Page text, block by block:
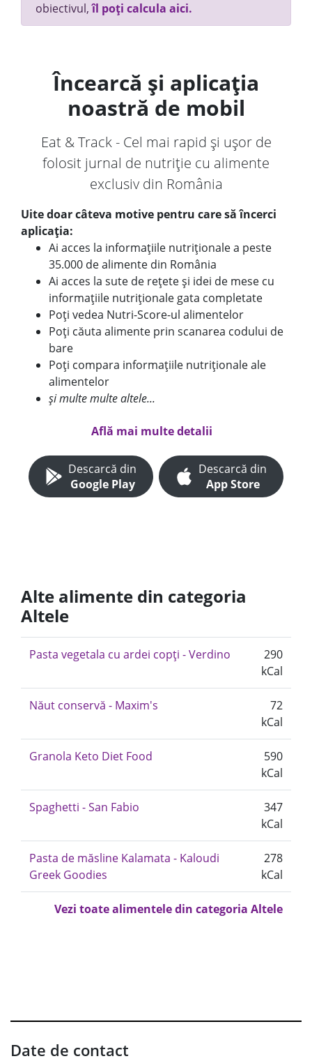
obiectivul,îl poți calcula aici.
Încearcă și aplicația
noastră de mobil
Eat & Track - Cel mai rapid și ușor de
folosit jurnal de nutriție cu alimente
exclusiv din România
Uite doar câteva motive pentru care să încerci
aplicația:
Ai acces la informațiile nutriționale a peste
35.000 de alimente din România
Ai acces la sute de rețete și idei de mese cu
informațiile nutriționale gata completate
Poți vedea Nutri-Score-ul alimentelor
Poți căuta alimente prin scanarea codului de
bare
Poți compara informațiile nutriționale ale
alimentelor
și multe multe altele...
Află mai multe detalii
Descarcă din
Google Play
Descarcă din
App Store
Alte alimente din categoria
Altele
Pasta vegetala cu ardei copți - Verdino
290
kCal
Năut conservă - Maxim's
72
kCal
Granola Keto Diet Food
590
kCal
Spaghetti - San Fabio
347
kCal
Pasta de măsline Kalamata - Kaloudi
Greek Goodies
278
kCal
Vezi toate alimentele din categoria Altele
Date de contact